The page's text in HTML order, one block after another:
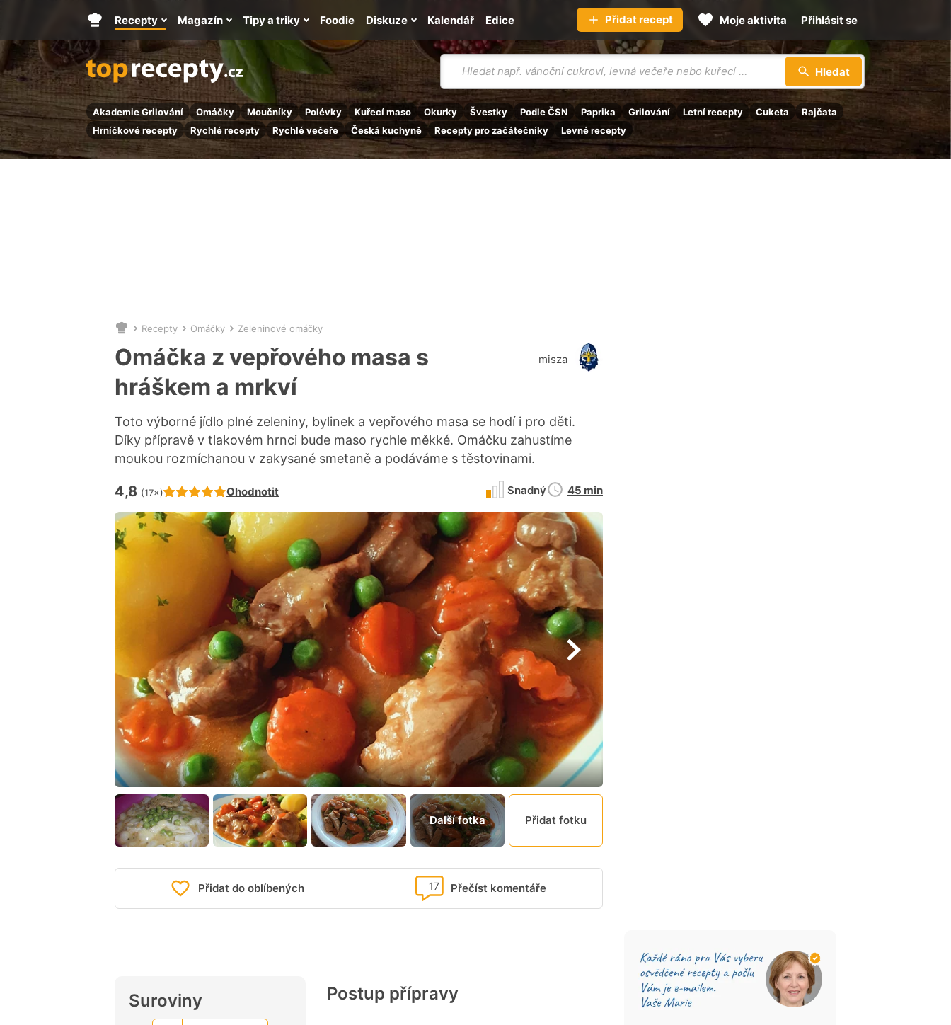
Vyhledávání
Hledat
Akademie Grilování Omáčky Moučníky Polévky Kuřecí maso Okurky Švestky Podle ČSN Paprika Grilování Letní recepty Cuketa
Rajčata
Hrníčkové recepty
Rychlé recepty Rychlé večeře Česká kuchyně Recepty pro začátečníky Levné recepty
Hlavní
stránka
Recepty Magazín Tipy a triky Kalendář
Foodie Diskuze Edice Přidat recept Moje aktivita Přihlásit se
Nacházíte
se
zde:
Recepty Omáčky Zeleninové omáčky
Omáčka z vepřového masa s
hráškem a mrkví
Toto výborné jídlo plné zeleniny, bylinek a vepřového masa se hodí i pro děti.
Díky přípravě v tlakovém hrnci bude maso rychle měkké. Omáčku zahustíme
moukou rozmíchanou v zakysané smetaně a podáváme s těstovinami.
Hodnocení receptu je
4,8 (17×) Ohodnotit
misza
Snadný
Doba
45 min
Další fotka Přidat fotku
Přidat do oblíbených Přečíst komentáře
17
Suroviny Postup přípravy